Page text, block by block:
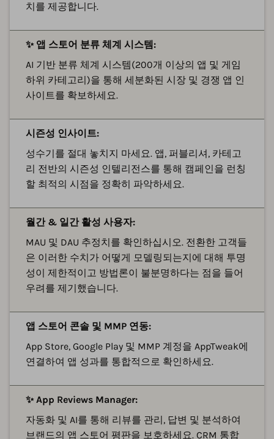
치를 제공합니다.
✨ 앱 스토어 분류 체계 시스템:
AI 기반 분류 체계 시스템(200개 이상의 앱 및 게임
하위 카테고리)을 통해 세분화된 시장 및 경쟁 앱 인
사이트를 확보하세요.
시즌성 인사이트:
성수기를 절대 놓치지 마세요. 앱, 퍼블리셔, 카테고
리 전반의 시즌성 인텔리전스를 통해 캠페인을 런칭
할 최적의 시점을 정확히 파악하세요.
월간 & 일간 활성 사용자:
MAU 및 DAU 추정치를 확인하십시오. 전환한 고객들
은 이러한 수치가 어떻게 모델링되는지에 대해 투명
성이 제한적이고 방법론이 불분명하다는 점을 들어
우려를 제기했습니다.
앱 스토어 콘솔 및 MMP 연동:
App Store, Google Play 및 MMP 계정을 AppTweak에
연결하여 앱 성과를 통합적으로 확인하세요.
✨ App Reviews Manager:
자동화 및 AI를 통해 리뷰를 관리, 답변 및 분석하여
브랜드의 앱 스토어 평판을 보호하세요. CRM 통합